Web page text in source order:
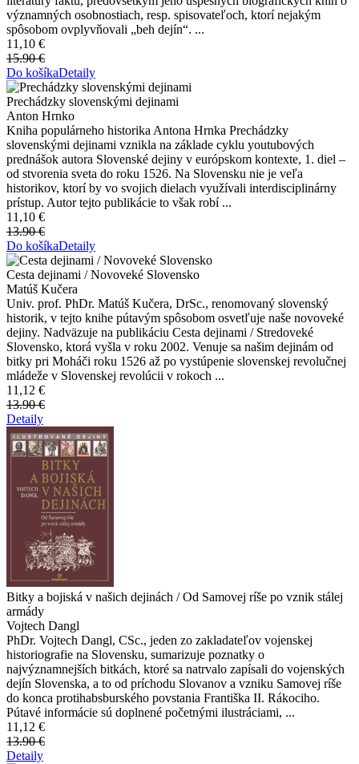
významných osobnostiach, resp. spisovateľoch, ktorí nejakým
spôsobom ovplyvňovali „beh dejín“. ...
11,10 €
15.90 €
Do košíkaDetaily
Prechádzky slovenskými dejinami
Anton Hrnko
Kniha populárneho historika Antona Hrnka Prechádzky
slovenskými dejinami vznikla na základe cyklu youtubových
prednášok autora Slovenské dejiny v európskom kontexte, 1. diel –
od stvorenia sveta do roku 1526. Na Slovensku nie je veľa
historikov, ktorí by vo svojich dielach využívali interdisciplinárny
prístup. Autor tejto publikácie to však robí ...
11,10 €
13.90 €
Do košíkaDetaily
Cesta dejinami / Novoveké Slovensko
Matúš Kučera
Univ. prof. PhDr. Matúš Kučera, DrSc., renomovaný slovenský
historik, v tejto knihe pútavým spôsobom osvetľuje naše novoveké
dejiny. Nadväzuje na publikáciu Cesta dejinami / Stredoveké
Slovensko, ktorá vyšla v roku 2002. Venuje sa našim dejinám od
bitky pri Moháči roku 1526 až po vystúpenie slovenskej revolučnej
mládeže v Slovenskej revolúcii v rokoch ...
11,12 €
13.90 €
Detaily
Bitky a bojiská v našich dejinách / Od Samovej ríše po vznik stálej
armády
Vojtech Dangl
PhDr. Vojtech Dangl, CSc., jeden zo zakladateľov vojenskej
historiografie na Slovensku, sumarizuje poznatky o
najvýznamnejších bitkách, ktoré sa natrvalo zapísali do vojenských
dejín Slovenska, a to od príchodu Slovanov a vzniku Samovej ríše
do konca protihabsburského povstania Františka II. Rákociho.
Pútavé informácie sú doplnené početnými ilustráciami, ...
11,12 €
13.90 €
Detaily